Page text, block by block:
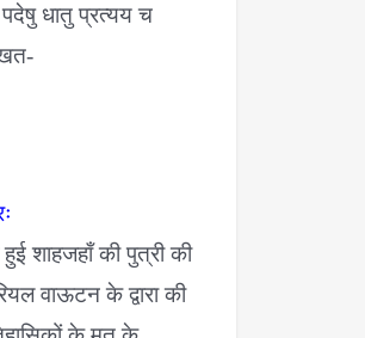
धातु प्रत्यय च
शाहजहाँ की पुत्री की
वाऊटन के द्वारा की